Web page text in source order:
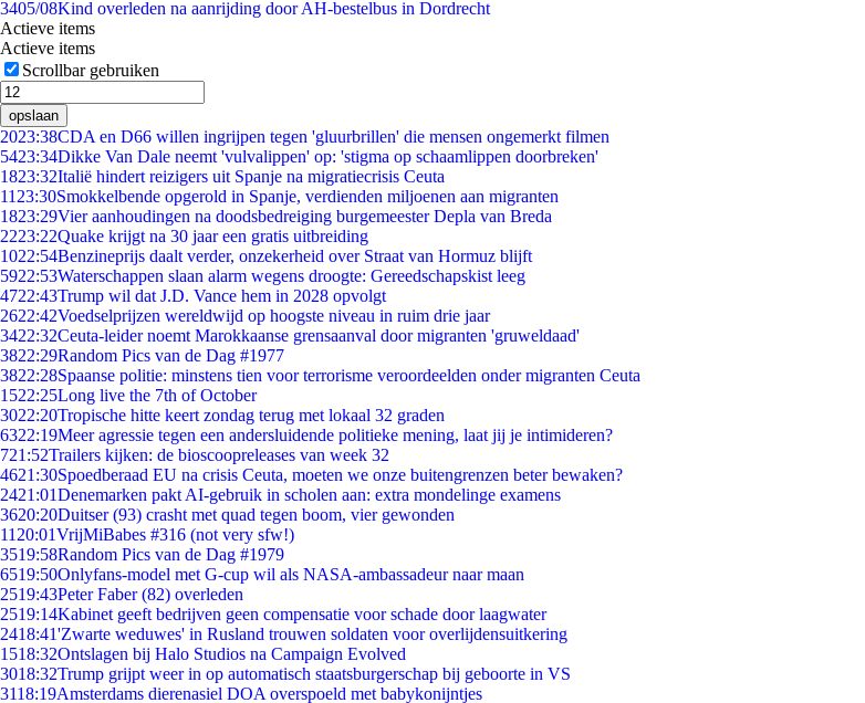
3405/08Kind overleden na aanrijding door AH-bestelbus in Dordrecht
Actieve items
Actieve items
Scrollbar gebruiken
opslaan
2023:38CDA en D66 willen ingrijpen tegen 'gluurbrillen' die mensen ongemerkt filmen
5423:34Dikke Van Dale neemt 'vulvalippen' op: 'stigma op schaamlippen doorbreken'
1823:32Italië hindert reizigers uit Spanje na migratiecrisis Ceuta
11 23:30Smokkelbende opgerold in Spanje, verdienden miljoenen aan migranten
1823:29Vier aanhoudingen na doodsbedreiging burgemeester Depla van Breda
2223:22Quake krijgt na 30 jaar een gratis uitbreiding
1022:54Benzineprijs daalt verder, onzekerheid over Straat van Hormuz blijft
5922:53Waterschappen slaan alarm wegens droogte: Gereedschapskist leeg
4722:43Trump wil dat J.D. Vance hem in 2028 opvolgt
2622:42Voedselprijzen wereldwijd op hoogste niveau in ruim drie jaar
3422:32Ceuta-leider noemt Marokkaanse grensaanval door migranten 'gruweldaad'
3822:29Random Pics van de Dag #1977
3822:28Spaanse politie: minstens tien voor terrorisme veroordeelden onder migranten Ceuta
1522:25Long live the 7th of October
3022:20Tropische hitte keert zondag terug met lokaal 32 graden
6322:19Meer agressie tegen een andersluidende politieke mening, laat jij je intimideren?
721:52Trailers kijken: de bioscoopreleases van week 32
4621:30Spoedberaad EU na crisis Ceuta, moeten we onze buitengrenzen beter bewaken?
2421:01Denemarken pakt AI-gebruik in scholen aan: extra mondelinge examens
3620:20Duitser (93) crasht met quad tegen boom, vier gewonden
11 20:01VrijMiBabes #316 (not very sfw!)
3519:58Random Pics van de Dag #1979
6519:50Onlyfans-model met G-cup wil als NASA-ambassadeur naar maan
2519:43Peter Faber (82) overleden
2519:14Kabinet geeft bedrijven geen compensatie voor schade door laagwater
2418:41'Zwarte weduwes' in Rusland trouwen soldaten voor overlijdensuitkering
1518:32Ontslagen bij Halo Studios na Campaign Evolved
3018:32Trump grijpt weer in op automatisch staatsburgerschap bij geboorte in VS
3118:19Amsterdams dierenasiel DOA overspoeld met babykonijntjes